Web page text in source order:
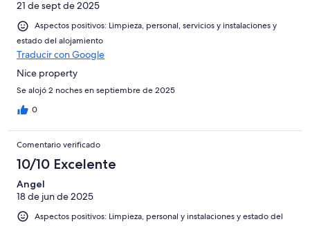
21 de sept de 2025
Aspectos positivos: Limpieza, personal, servicios y instalaciones y
estado del alojamiento
Traducir con Google
Nice property
Se alojó 2 noches en septiembre de 2025
0
Comentario verificado
10/10 Excelente
Angel
18 de jun de 2025
Aspectos positivos: Limpieza, personal y instalaciones y estado del